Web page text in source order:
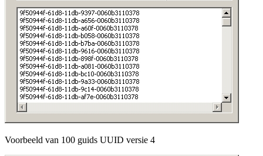
Voorbeeld van 100 guids UUID versie 4